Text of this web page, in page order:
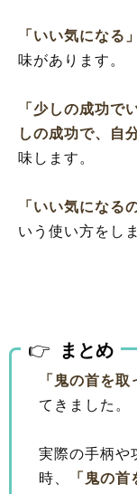
「いい気になる」
味があります。
「少しの成功で
しの成功で、自
味します。
「いい気になる
いう使い方をし
まとめ
「鬼の首を取
てきました。
実際の手柄や
時、
「鬼の首